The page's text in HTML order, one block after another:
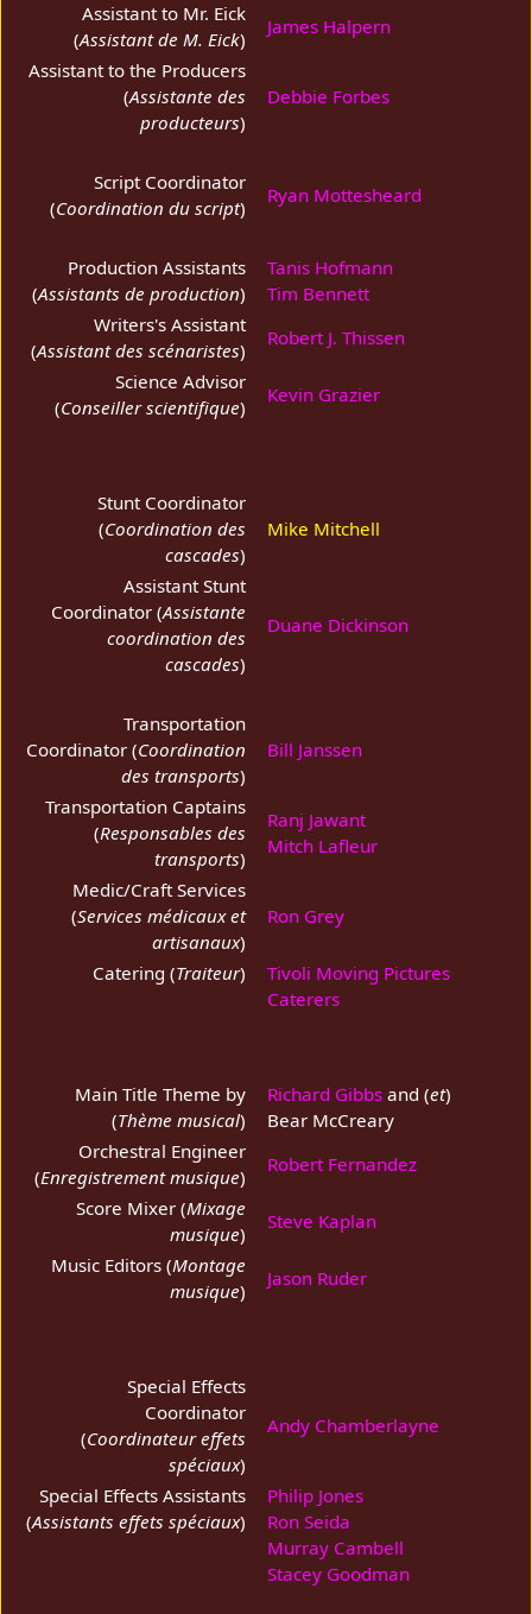
Assistant to Mr. Eick
(Assistant de M. Eick)
James Halpern
Assistant to the Producers
(Assistante des
producteurs)
Debbie Forbes
Script Coordinator
(Coordination du script)
Ryan Mottesheard
Production Assistants
(Assistants de production)
Tanis Hofmann
Tim Bennett
Writers's Assistant
(Assistant des scénaristes)
Robert J. Thissen
Science Advisor
(Conseiller scientifique)
Kevin Grazier
Stunt Coordinator
(Coordination des
cascades)
Mike Mitchell
Assistant Stunt
Coordinator (Assistante
coordination des
cascades)
Duane Dickinson
Transportation
Coordinator (Coordination
des transports)
Bill Janssen
Transportation Captains
(Responsables des
transports)
Ranj Jawant
Mitch Lafleur
Medic/Craft Services
(Services médicaux et
artisanaux)
Ron Grey
Catering (Traiteur)
Tivoli Moving Pictures
Caterers
Main Title Theme by
(Thème musical)
Richard Gibbs and (et)
Bear McCreary
Orchestral Engineer
(Enregistrement musique)
Robert Fernandez
Score Mixer (Mixage
musique)
Steve Kaplan
Music Editors (Montage
musique)
Jason Ruder
Special Effects
Coordinator
(Coordinateur effets
spéciaux)
Andy Chamberlayne
Special Effects Assistants
(Assistants effets spéciaux)
Philip Jones
Ron Seida
Murray Cambell
Stacey Goodman